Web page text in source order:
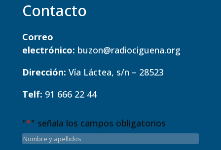
Contacto
Correo
electrónico: buzon@radiociguena.org
Dirección: Vía Láctea, s/n – 28523
Telf: 91 666 22 44
"*" señala los campos obligatorios